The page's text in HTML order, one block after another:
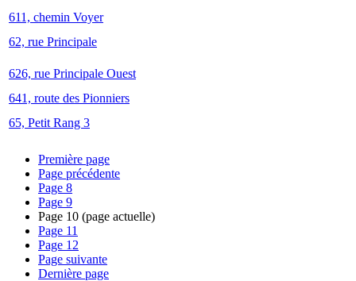
611, chemin Voyer
62, rue Principale
626, rue Principale Ouest
641, route des Pionniers
65, Petit Rang 3
Première page
Page précédente
Page 8
Page 9
Page 10 (page actuelle)
Page 11
Page 12
Page suivante
Dernière page